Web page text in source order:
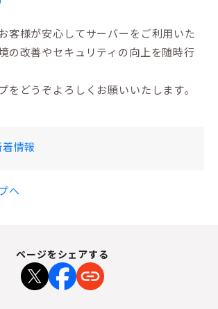
客様が安心してサーバーをご利用いた
の改善やセキュリティの向上を随時行
をどうぞよろしくお願いいたします。
着情報
へ
ページをシェアする